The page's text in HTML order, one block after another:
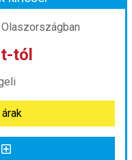
Ft-tól
tól